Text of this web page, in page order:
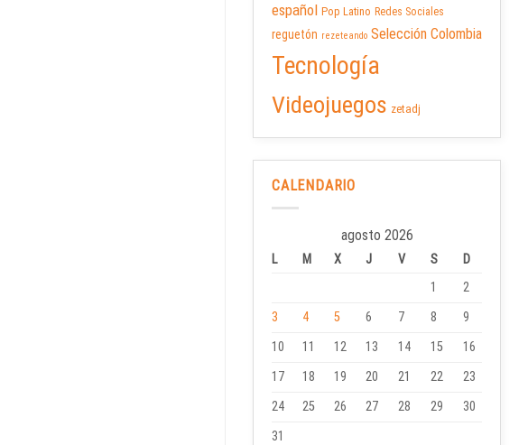
español Pop Latino Redes Sociales
reguetón rezeteando Selección Colombia
Tecnología
Videojuegos zetadj
CALENDARIO
agosto 2026
L M X J V S
D
1
2
3
4 5 6 7 8
9
10
11 12 13 14 15
16
17
18 19 20 21 22
23
24
25 26 27 28 29
30
31